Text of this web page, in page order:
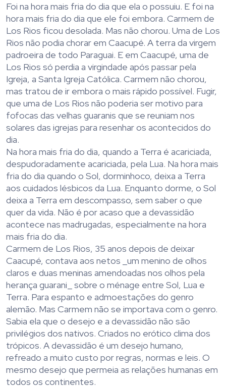
Foi na hora mais fria do dia que ela o possuiu. E foi na
hora mais fria do dia que ele foi embora. Carmem de
Los Rios ficou desolada. Mas não chorou. Uma de Los
Rios não podia chorar em Caacupé. A terra da virgem
padroeira de todo Paraguai. E em Caacupé, uma de
Los Rios só perdia a virgindade após passar pela
Igreja, a Santa Igreja Católica. Carmem não chorou,
mas tratou de ir embora o mais rápido possível. Fugir,
que uma de Los Rios não poderia ser motivo para
fofocas das velhas guaranis que se reuniam nos
solares das igrejas para resenhar os acontecidos do
dia.
Na hora mais fria do dia, quando a Terra é acariciada,
despudoradamente acariciada, pela Lua. Na hora mais
fria do dia quando o Sol, dorminhoco, deixa a Terra
aos cuidados lésbicos da Lua. Enquanto dorme, o Sol
deixa a Terra em descompasso, sem saber o que
quer da vida. Não é por acaso que a devassidão
acontece nas madrugadas, especialmente na hora
mais fria do dia.
Carmem de Los Rios, 35 anos depois de deixar
Caacupé, contava aos netos _um menino de olhos
claros e duas meninas amendoadas nos olhos pela
herança guarani_ sobre o ménage entre Sol, Lua e
Terra. Para espanto e admoestações do genro
alemão. Mas Carmem não se importava com o genro.
Sabia ela que o desejo e a devassidão não são
privilégios dos nativos. Criados no erótico clima dos
trópicos. A devassidão é um desejo humano,
refreado a muito custo por regras, normas e leis. O
mesmo desejo que permeia as relações humanas em
todos os continentes.